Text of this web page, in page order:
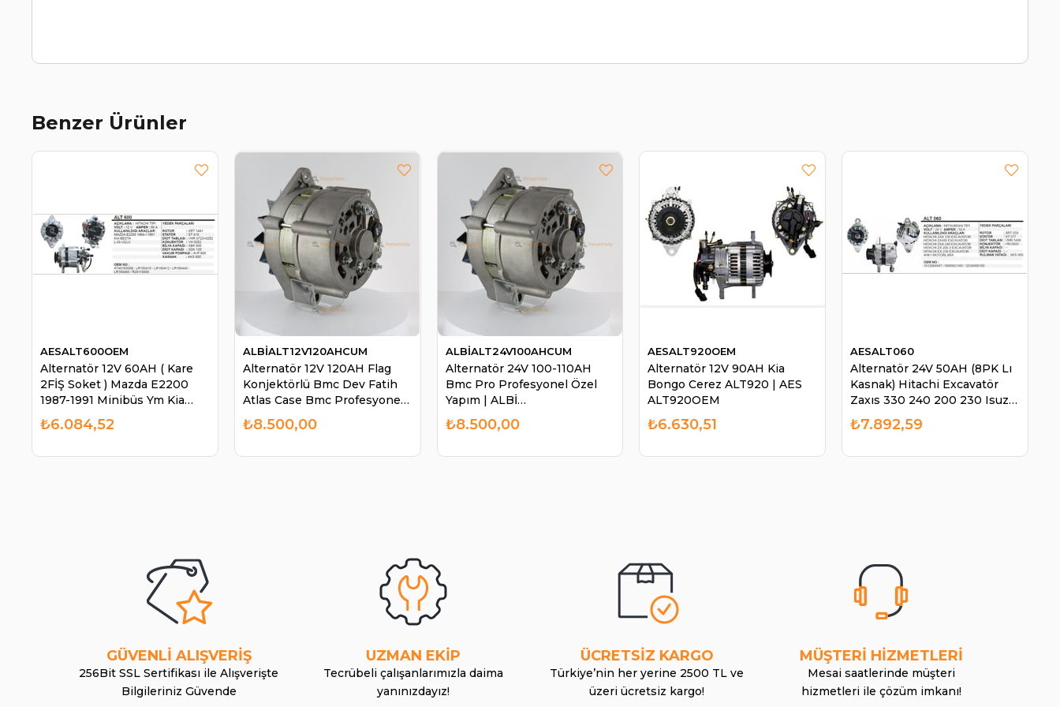
Benzer Ürünler
Alternatör 12V 60AH ( Kare
2FİŞ Soket ) Mazda E2200
1987-1991 Minibüs Ym Kia
| AES ALT600OEM
AESALT600OEM
₺6.084,52
Alternatör 12V 120AH Flag
Konjektörlü Bmc Dev Fatih
Atlas Case Bmc Profesyonel
ALT12V120AHCUM
ALBİALT12V120AHCUM
₺8.500,00
Alternatör 24V 100-110AH
Bmc Pro Profesyonel Özel
Yapım | ALBİ
ALBİALT24V100AHCUM
₺8.500,00
Alternatör 12V 90AH Kia
Bongo Cerez ALT920 | AES
ALT920OEM
AESALT920OEM
₺6.630,51
Alternatör 24V 50AH (8PK Lı
Kasnak) Hitachi Excavatör
Zaxıs 330 240 200 230 Isuzu
AESALT060
₺7.892,59
GÜVENLİ ALIŞVERİŞ
256Bit SSL Sertifikası ile Alışverişte
Bilgileriniz Güvende
UZMAN EKİP
Tecrübeli çalışanlarımızla daima
yanınızdayız!
ÜCRETSİZ KARGO
Türkiye’nin her yerine 2500 TL ve
üzeri ücretsiz kargo!
MÜŞTERİ HİZMETLERİ
Mesai saatlerinde müşteri
hizmetleri ile çözüm imkanı!